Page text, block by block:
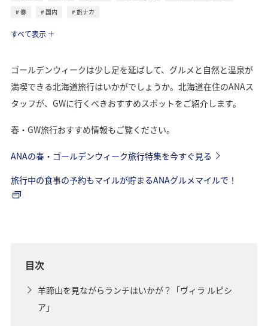
春
国内
旅ナカ
すべて表示
ゴールデンウィークは少し足を延ばして、グルメと自然と温泉が
満喫できる北海道旅行はいかがでしょうか。北海道在住のANAス
タッフが、GWに行くべきおすすめスポットをご紹介します。
春・GW旅行おすすめ情報もご覧ください。
ANAの春・ゴールデンウィーク旅行特集を今すぐ見る
旅行中の食事の予約もマイルが貯まるANAグルメマイルで！
目次
羊蹄山を見ながらランチはいかが？「ヴィラ ルピシ
ア」